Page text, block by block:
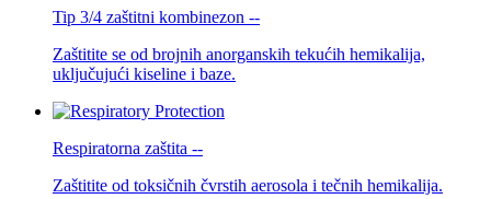
Tip 3/4 zaštitni kombinezon --
Zaštitite se od brojnih anorganskih tekućih hemikalija,
uključujući kiseline i baze.
Respiratorna zaštita --
Zaštitite od toksičnih čvrstih aerosola i tečnih hemikalija.